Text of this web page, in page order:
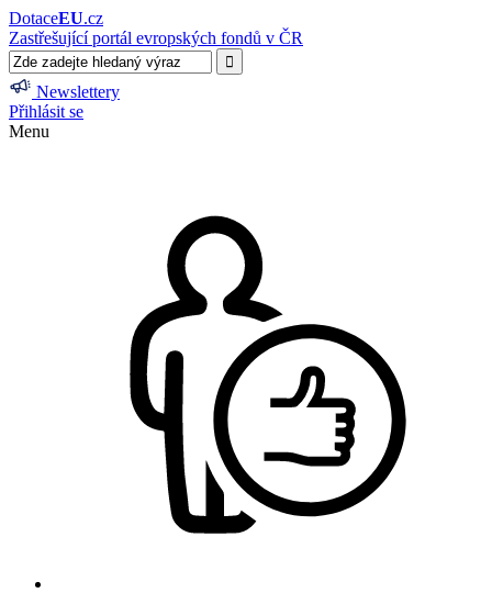
DotaceEU.cz
Zastřešující portál evropských fondů v ČR
Newslettery
Přihlásit se
Menu